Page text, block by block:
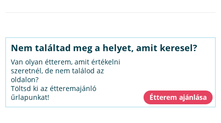
Nem találtad meg a helyet, amit keresel?
Van olyan étterem, amit értékelni
szeretnél, de nem találod az
oldalon?
Töltsd ki az étteremajánló
űrlapunkat!